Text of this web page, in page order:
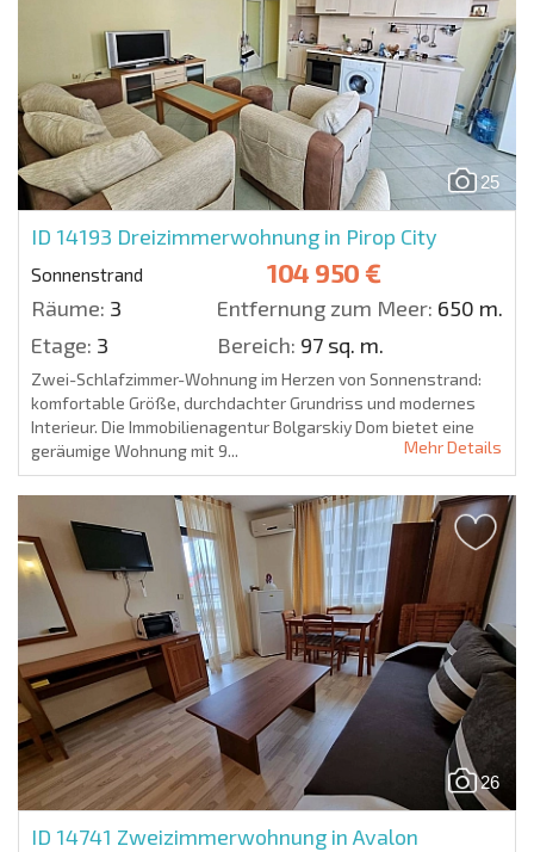
25
ID 14193 Dreizimmerwohnung in Pirop City
Sonnenstrand 104 950 €
Räume: 3 Entfernung zum Meer: 650 m.
Etage: 3 Bereich: 97 sq. m.
Zwei-Schlafzimmer-Wohnung im Herzen von Sonnenstrand:
komfortable Größe, durchdachter Grundriss und modernes
Interieur. Die Immobilienagentur Bolgarskiy Dom bietet eine
geräumige Wohnung mit 9...
Mehr Details
26
ID 14741 Zweizimmerwohnung in Avalon